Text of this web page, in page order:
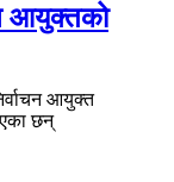
आयुक्तको
आयुक्त
छन्